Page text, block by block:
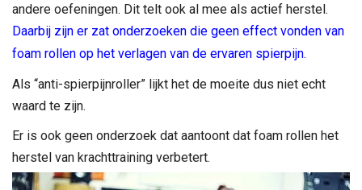
andere oefeningen. Dit telt ook al mee als actief herstel.
Daarbij zijn er zat onderzoeken die geen effect vonden van
foam rollen op het verlagen van de ervaren spierpijn.
Als “anti-spierpijnroller” lijkt het de moeite dus niet echt
waard te zijn.
Er is ook geen onderzoek dat aantoont dat foam rollen het
herstel van krachttraining verbetert.